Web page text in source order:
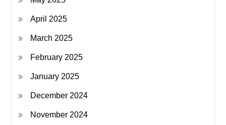
April 2025
March 2025
February 2025
January 2025
December 2024
November 2024